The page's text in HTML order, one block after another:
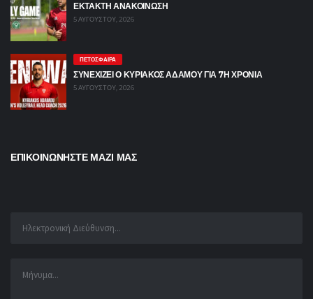
ΕΚΤΑΚΤΗ ΑΝΑΚΟΙΝΩΣΗ
5 ΑΥΓΟΎΣΤΟΥ, 2026
ΠΕΤΌΣΦΑΙΡΑ
ΣΥΝΕΧΙΖΕΙ Ο ΚΥΡΙΑΚΟΣ ΑΔΑΜΟΥ ΓΙΑ 7Η ΧΡΟΝΙΑ
5 ΑΥΓΟΎΣΤΟΥ, 2026
ΕΠΙΚΟΙΝΩΝΗΣΤΕ ΜΑΖΙ ΜΑΣ